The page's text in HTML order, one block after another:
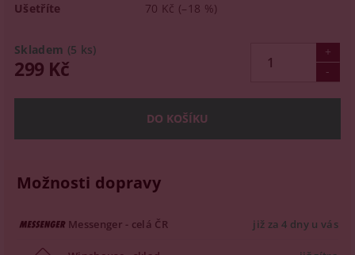
Skladem (5 ks)
Ušetříte 70 Kč (–18 %)
299 Kč
Možnosti dopravy
Messenger - celá ČR již za 4 dny u vás